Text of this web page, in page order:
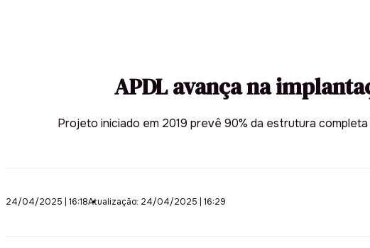
APDL avança na
Projeto iniciado em 2019 prevê 90% da estrutura
24/04/2025 | 16:18Atualização: 24/04/2025 | 16:29